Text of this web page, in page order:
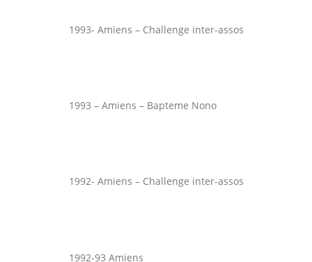
1993- Amiens – Challenge inter-assos
1993 – Amiens – Bapteme Nono
1992- Amiens – Challenge inter-assos
1992-93 Amiens